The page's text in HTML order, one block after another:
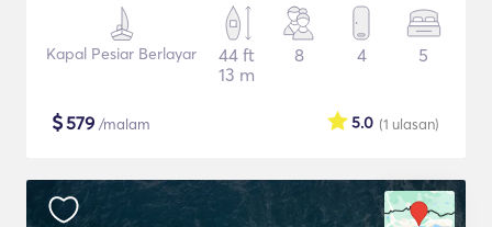
Kapal Pesiar Berlayar
44 ft
13 m
8 4 5
$579 /malam (1 ulasan)
5.0